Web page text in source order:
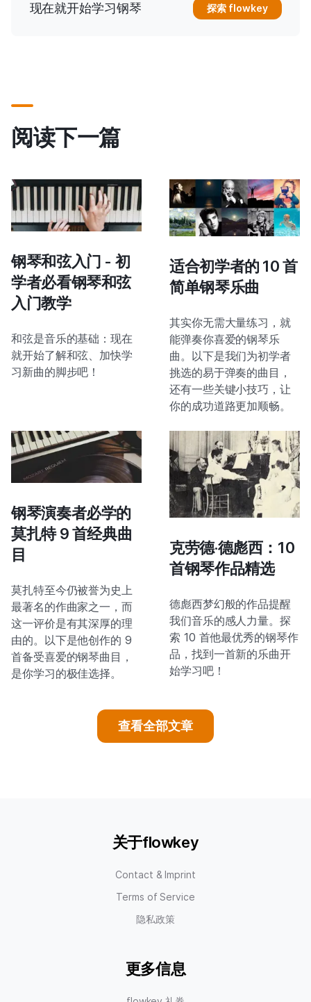
现在就开始学习钢琴 探索 flowkey
阅读下一篇
钢琴和弦入门 - 初
学者必看钢琴和弦
入门教学
和弦是音乐的基础：现在
就开始了解和弦、加快学
习新曲的脚步吧！
适合初学者的 10 首
简单钢琴乐曲
其实你无需大量练习，就
能弹奏你喜爱的钢琴乐
曲。以下是我们为初学者
挑选的易于弹奏的曲目，
还有一些关键小技巧，让
你的成功道路更加顺畅。
钢琴演奏者必学的
莫扎特 9 首经典曲
目
莫扎特至今仍被誉为史上
最著名的作曲家之一，而
这一评价是有其深厚的理
由的。以下是他创作的 9
首备受喜爱的钢琴曲目，
是你学习的极佳选择。
克劳德·德彪西：10
首钢琴作品精选
德彪西梦幻般的作品提醒
我们音乐的感人力量。探
索 10 首他最优秀的钢琴作
品，找到一首新的乐曲开
始学习吧！
查看全部文章
关于flowkey
Contact & Imprint
Terms of Service
隐私政策
更多信息